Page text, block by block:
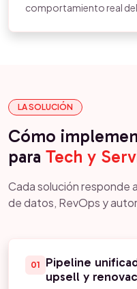
comportamiento real
LA SOLUCIÓN
Cómo
para Tech y
Cada solución responde
de datos, RevOps y
01
Pipeline
upsell y